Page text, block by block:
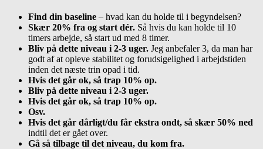
Find din baseline – hvad kan du holde til i begyndelsen?
Skær 20% fra og start dér. Så hvis du kan holde til 10
timers arbejde, så start ud med 8 timer.
Bliv på dette niveau i 2-3 uger. Jeg anbefaler 3, da man har
godt af at opleve stabilitet og forudsigelighed i arbejdstiden
inden det næste trin opad i tid.
Hvis det går ok, så trap 10% op.
Bliv på dette niveau i 2-3 uger.
Hvis det går ok, så trap 10% op.
Osv.
Hvis det går dårligt/du får ekstra ondt, så skær 50% ned
indtil det er gået over.
Gå så tilbage til det niveau, du kom fra.